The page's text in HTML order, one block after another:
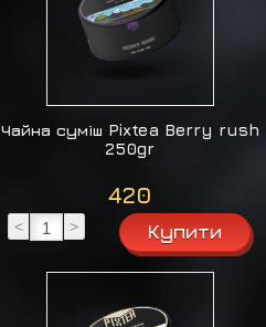
Чайна суміш Pixtea Berry rush
250gr
420
< >